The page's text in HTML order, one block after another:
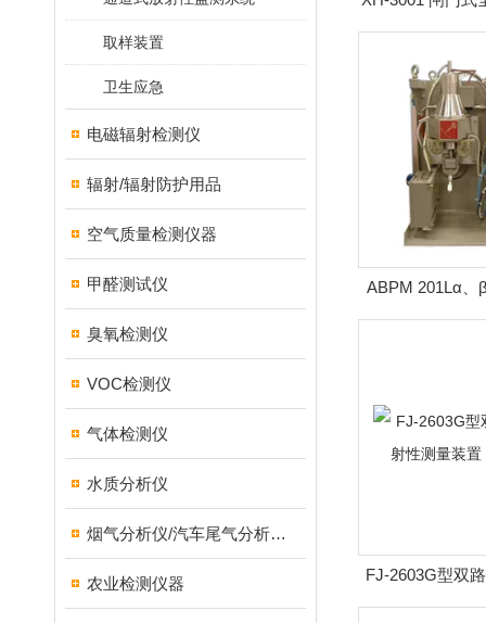
取样装置
卫生应急
电磁辐射检测仪
辐射/辐射防护用品
空气质量检测仪器
甲醛测试仪
臭氧检测仪
VOC检测仪
气体检测仪
水质分析仪
烟气分析仪/汽车尾气分析仪/转速表/汽车维修检测设备
农业检测仪器
ABPM 201Lα、
FJ-2603G型双
测量装置